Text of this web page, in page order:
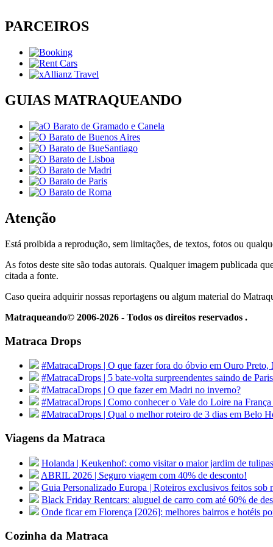
PARCEIROS
GUIAS MATRAQUEANDO
Atenção
Está proibida a reprodução, sem limitações, de textos, fotos ou
As fotos deste site são todas autorais. Qualquer imagem publicada
citada a fonte.
Caso queira adquirir nossas reportagens ou algum material do
Matraqueando© 2006-2026 - Todos os direitos reservados .
Matraca Drops
#MatracaDrops | O que fazer fora do óbvio em Ouro Preto,
#MatracaDrops | 5 bate-volta surpreendentes saindo de Paris
#MatracaDrops | O que fazer em Madri no inverno?
#MatracaDrops | Como conhecer o Vale do Loire na França
#MatracaDrops | Qual o melhor roteiro de 3 dias em Belo
Viagens da Matraca
Holanda | Keukenhof: como visitar o maior jardim de
ABRIL 2026 | Seguro viagem com 40% de desconto!
Guia Personalizado Europa | Roteiros exclusivos feitos sob
Black Friday Rentcars: aluguel de carro com até 60% de
Onde ficar em Florença [2026]: melhores bairros e hotéis
Cozinha da Matraca